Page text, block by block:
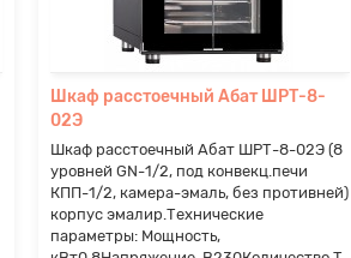
Шкаф расстоечный Абат ШРТ-8-
02Э
Шкаф расстоечный Абат ШРТ-8-02Э (8
уровней GN-1/2, под конвекц.печи
КПП-1/2, камера-эмаль, без противней)
корпус эмалир.Технические
параметры: Мощность,